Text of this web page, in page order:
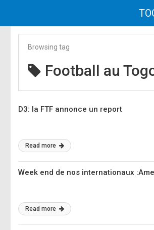
Browsing tag
Football au
D3: la FTF annonce un report
Read more
Week end de nos internationaux
Read more